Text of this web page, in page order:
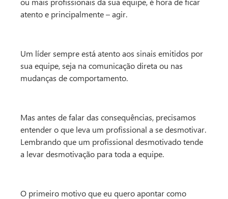
atento e principalmente – agir.
Um líder sempre está atento aos sinais emitidos por
sua equipe, seja na comunicação direta ou nas
mudanças de comportamento.
Mas antes de falar das consequências, precisamos
entender o que leva um profissional a se desmotivar.
Lembrando que um profissional desmotivado tende
a levar desmotivação para toda a equipe.
O primeiro motivo que eu quero apontar como